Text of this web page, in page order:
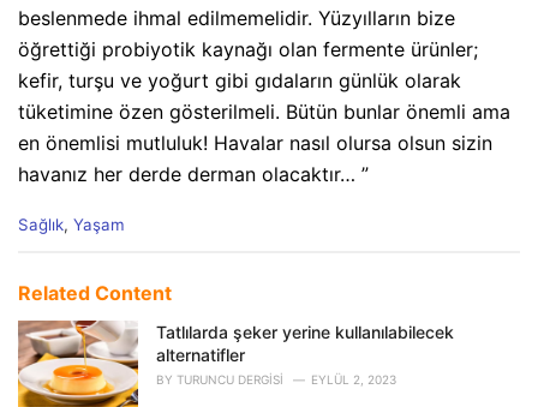
beslenmede ihmal edilmemelidir. Yüzyılların bize
öğrettiği probiyotik kaynağı olan fermente ürünler;
kefir, turşu ve yoğurt gibi gıdaların günlük olarak
tüketimine özen gösterilmeli. Bütün bunlar önemli ama
en önemlisi mutluluk! Havalar nasıl olursa olsun sizin
havanız her derde derman olacaktır… ”
C
e
o
r
i
e
Sağlık, Yaşam
Related Content
Tatlılarda şeker yerine kullanılabilecek
alternatifler
BY TURUNCU DERGISI EYLÜL 2, 2023